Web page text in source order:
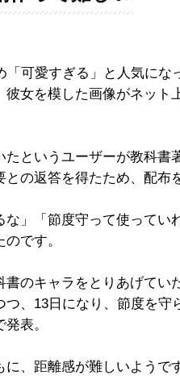
「可愛すぎる」と人気にな
彼女を模した画像がネット
たというユーザーが教科書
の返答を得たため、配布
な」「節度守って使ってい
です。
のキャラをとりあげてい
つ、13日になり、節度を
表。
、距離感が難しいようで